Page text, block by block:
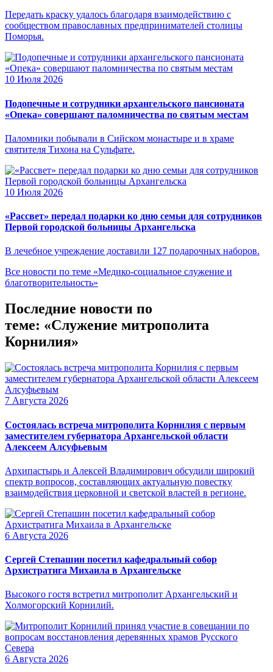
Передать краску удалось благодаря взаимодействию с
сообществом православных предпринимателей столицы
Поморья.
10 Июля 2026
Подопечные и сотрудники архангельского пансионата
«Опека» совершают паломничества по святым местам
Паломники побывали в Сийском монастыре и в храме
святителя Тихона на Сульфате.
10 Июля 2026
«Рассвет» передал подарки ко дню семьи для сотрудников
Первой городской больницы Архангельска
В лечебное учреждение доставили 127 подарочных наборов.
Все новости по теме «Медико-социальное служение и
благотворительность»
Последние новости по
теме: «Служение митрополита
Корнилия»
7 Августа 2026
Состоялась встреча митрополита Корнилия с первым
заместителем губернатора Архангельской области
Алексеем Алсуфьевым
Архипастырь и Алексей Владимирович обсудили широкий
спектр вопросов, составляющих актуальную повестку
взаимодействия церковной и светской властей в регионе.
6 Августа 2026
Сергей Степашин посетил кафедральный собор
Архистратига Михаила в Архангельске
Высокого гостя встретил митрополит Архангельский и
Холмогорский Корнилий.
6 Августа 2026